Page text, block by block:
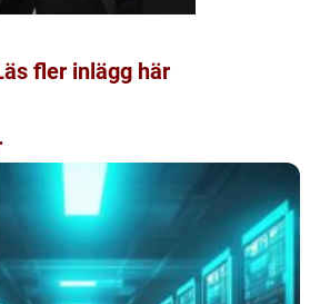
fler inlägg här